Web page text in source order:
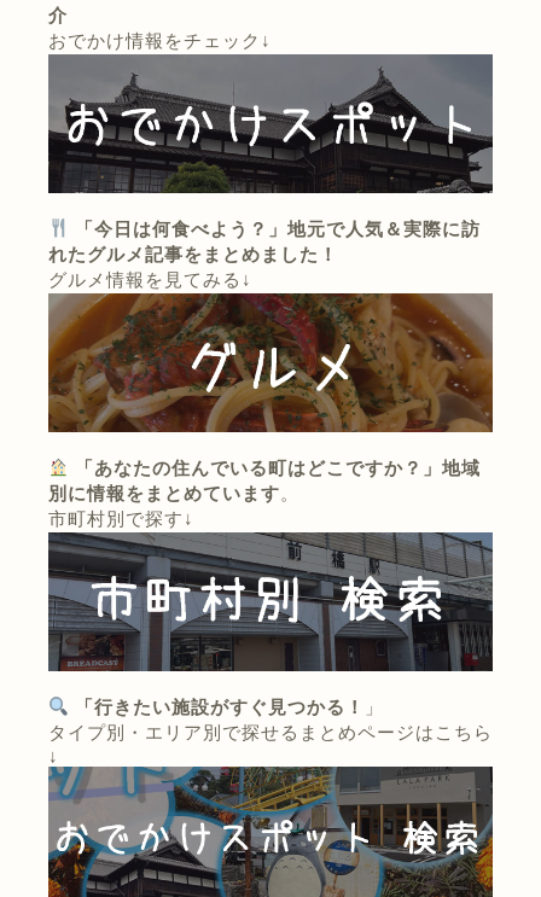
介
おでかけ情報をチェック↓
「今日は何食べよう？」地元で人気＆実際に訪
れたグルメ記事をまとめました！
グルメ情報を見てみる↓
「あなたの住んでいる町はどこですか？」地域
別に情報をまとめています。
市町村別で探す↓
「行きたい施設がすぐ見つかる！
」
タイプ別・エリア別で探せるまとめページはこちら
↓